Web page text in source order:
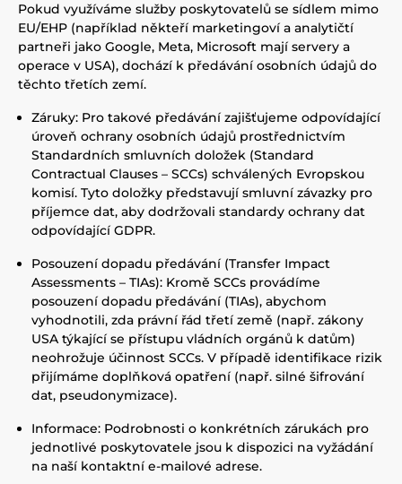
Pokud využíváme služby poskytovatelů se sídlem mimo
EU/EHP (například někteří marketingoví a analytičtí
partneři jako Google, Meta, Microsoft mají servery a
operace v USA), dochází k předávání osobních údajů do
těchto třetích zemí.
Záruky: Pro takové předávání zajišťujeme odpovídající
úroveň ochrany osobních údajů prostřednictvím
Standardních smluvních doložek (Standard
Contractual Clauses – SCCs) schválených Evropskou
komisí. Tyto doložky představují smluvní závazky pro
příjemce dat, aby dodržovali standardy ochrany dat
odpovídající GDPR.
Posouzení dopadu předávání (Transfer Impact
Assessments – TIAs): Kromě SCCs provádíme
posouzení dopadu předávání (TIAs), abychom
vyhodnotili, zda právní řád třetí země (např. zákony
USA týkající se přístupu vládních orgánů k datům)
neohrožuje účinnost SCCs. V případě identifikace rizik
přijímáme doplňková opatření (např. silné šifrování
dat, pseudonymizace).
Informace: Podrobnosti o konkrétních zárukách pro
jednotlivé poskytovatele jsou k dispozici na vyžádání
na naší kontaktní e-mailové adrese.